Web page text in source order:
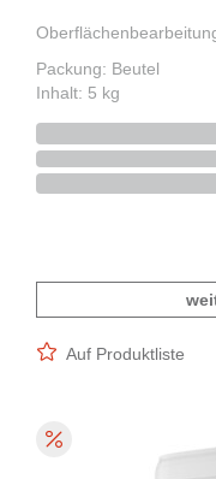
Packung: Beutel
Inhalt: 5 kg
Auf Produktliste